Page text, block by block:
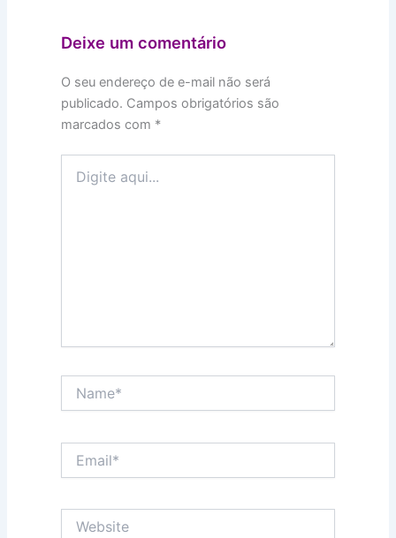
Deixe um comentário
O seu endereço de e-mail não será
publicado. Campos obrigatórios são
marcados com *
aqui...